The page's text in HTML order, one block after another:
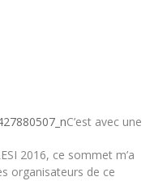
C’est avec une
2016, ce sommet m’a
organisateurs de ce